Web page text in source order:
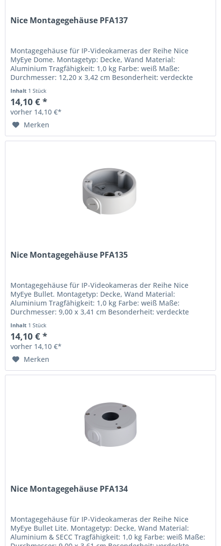
Nice Montagegehäuse PFA137
Montagegehäuse für IP-Videokameras der Reihe Nice
MyEye Dome. Montagetyp: Decke, Wand Material:
Aluminium Tragfähigkeit: 1,0 kg Farbe: weiß Maße:
Durchmesser: 12,20 x 3,42 cm Besonderheit: verdeckte
Inhalt 1 Stück
14,10 € *
vorher 14,10 €*
Merken
Nice Montagegehäuse PFA135
Montagegehäuse für IP-Videokameras der Reihe Nice
MyEye Bullet. Montagetyp: Decke, Wand Material:
Aluminium Tragfähigkeit: 1,0 kg Farbe: weiß Maße:
Durchmesser: 9,00 x 3,41 cm Besonderheit: verdeckte
Inhalt 1 Stück
14,10 € *
vorher 14,10 €*
Merken
Nice Montagegehäuse PFA134
Montagegehäuse für IP-Videokameras der Reihe Nice
MyEye Bullet Lite. Montagetyp: Decke, Wand Material:
Aluminium & SECC Tragfähigkeit: 1,0 kg Farbe: weiß Maße: